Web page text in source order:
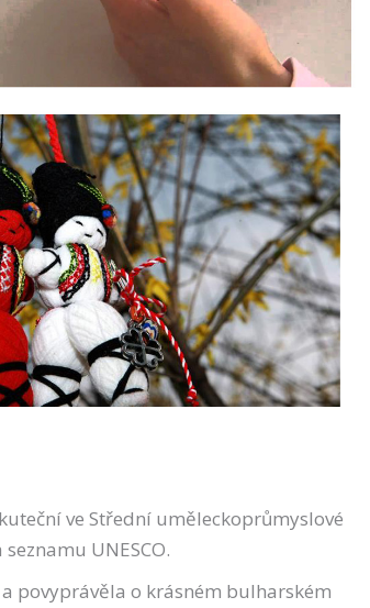
ve Střední uměleckoprůmyslové
UNESCO.
povyprávěla o krásném bulharském